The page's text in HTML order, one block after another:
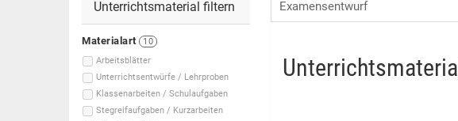
Unterrichtsmaterial filtern
Materialart
10
Arbeitsblätter
Unterrichtsentwürfe / Lehrproben
Klassenarbeiten / Schulaufgaben
Stegreifaufgaben / Kurzarbeiten
Unterrichtsmaterial